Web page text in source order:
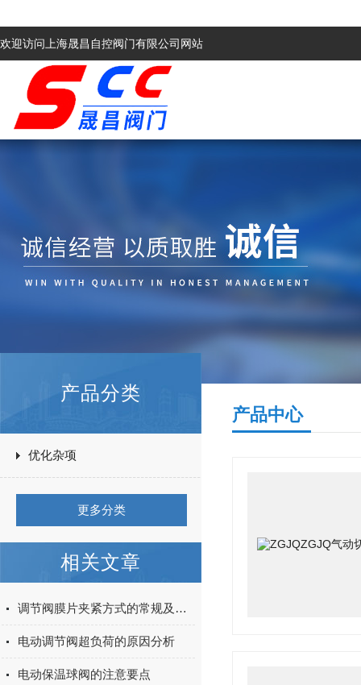
欢迎访问上海晟昌自控阀门有限公司网站
产品分类
优化杂项
更多分类
相关文章
调节阀膜片夹紧方式的常规及革新设计
电动调节阀超负荷的原因分析
电动保温球阀的注意要点
产品中心